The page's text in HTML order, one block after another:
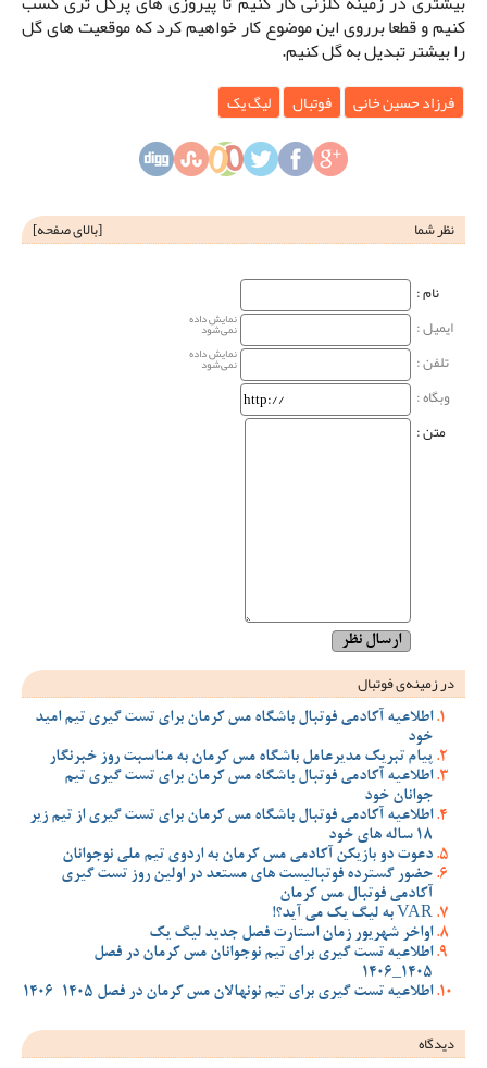
کنیم و قطعا برروی این موضوع کار خواهیم کرد که موقعیت های گل
را بیشتر تبدیل به گل کنیم.
فرزاد حسین خانی فوتبال لیگ یک
نظر شما [بالای صفحه]
نام‌ :
ایمیل :
نمایش داده
نمی‌شود
تلفن : نمایش داده
نمی‌شود
وبگاه‌ :
متن :
در زمینه‌ی فوتبال
اطلاعیه آکادمی فوتبال باشگاه مس کرمان برای تست گیری تیم امید
خود
پیام تبریک مدیرعامل باشگاه مس کرمان به مناسبت روز خبرنگار
اطلاعیه آکادمی فوتبال باشگاه مس کرمان برای تست گیری تیم
جوانان خود
اطلاعیه آکادمی فوتبال باشگاه مس کرمان برای تست گیری از تیم زیر
18 ساله های خود
دعوت دو بازیکن آکادمی مس کرمان به اردوی تیم ملی نوجوانان
حضور گسترده فوتبالیست های مستعد در اولین روز تست گیری
آکادمی فوتبال مس کرمان
VAR به لیگ یک می آید؟!
اواخر شهریور زمان استارت فصل جدید لیگ یک
اطلاعیه تست گیری برای تیم نوجوانان مس کرمان در فصل
1405_1406
اطلاعیه تست گیری برای تیم نونهالان مس کرمان در فصل 1405-1406
دیدگاه